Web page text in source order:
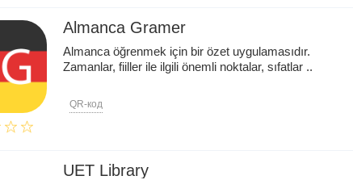
Almanca Gramer
Almanca öğrenmek için bir özet uygulamasıdır.
Zamanlar, fiiller ile ilgili önemli noktalar, sıfatlar ..
QR-код
UET Library